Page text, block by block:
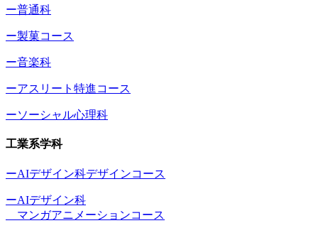
ー普通科
ー製菓コース
ー音楽科
ーアスリート特進コース
ーソーシャル心理科
工業系学科
ーAIデザイン科デザインコース
ーAIデザイン科
マンガアニメーションコース